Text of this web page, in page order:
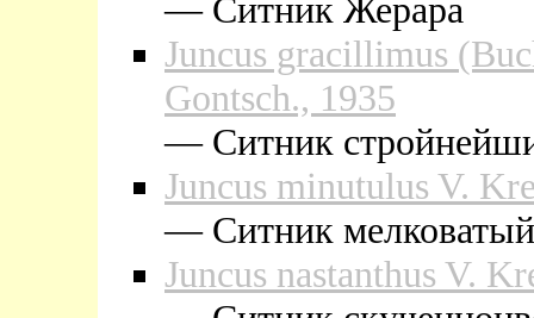
— Cитник Жерара
Juncus gracillimus
Gontsch., 1935
— Cитник
Juncus minutulus V.
— Cитник мелковатый
Juncus nastanthus V.